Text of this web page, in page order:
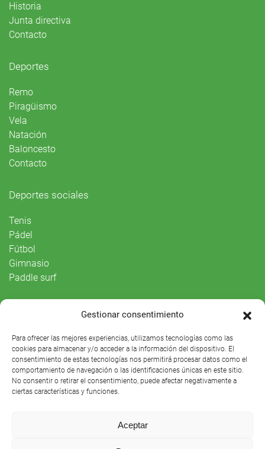
Gestionar consentimiento
Para ofrecer las mejores experiencias, utilizamos tecnologías como las
cookies para almacenar y/o acceder a la información del dispositivo. El
consentimiento de estas tecnologías nos permitirá procesar datos como el
comportamiento de navegación o las identificaciones únicas en este sitio.
No consentir o retirar el consentimiento, puede afectar negativamente a
ciertas características y funciones.
Aceptar
Historia
Junta directiva
Contacto
Deportes
Remo
Piragüismo
Vela
Natación
Baloncesto
Contacto
Deportes sociales
Tenis
Pádel
Fútbol
Gimnasio
Paddle surf
Agenda